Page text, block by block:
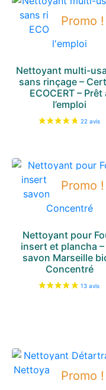
Promo !
Nettoyant multi-
sans rinçage –
ECOCERT – Prêt
l’emploi
Promo !
Nettoyant pour
insert et plancha –
savon Marseille
Concentré
Promo !